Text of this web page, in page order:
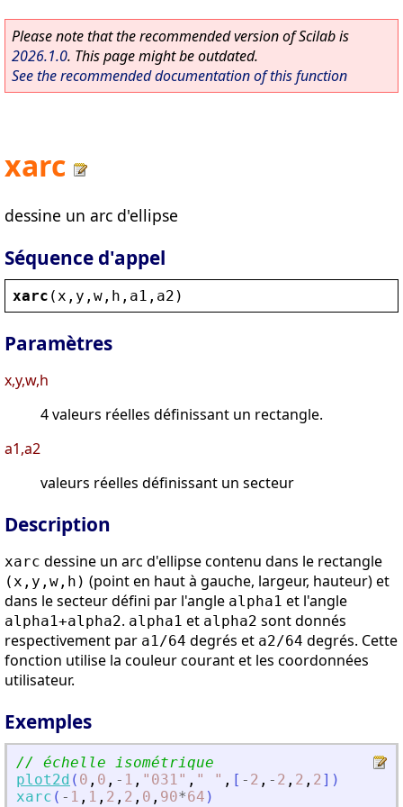
Please note that the recommended version of Scilab is
2026.1.0. This page might be outdated.
See the recommended documentation of this function
xarc
dessine un arc d'ellipse
Séquence d'appel
xarc ( x , y , w , h , a1 , a2 )
Paramètres
x,y,w,h
4 valeurs réelles définissant un rectangle.
a1,a2
valeurs réelles définissant un secteur
Description
xarc dessine un arc d'ellipse contenu dans le rectangle
(x,y,w,h) (point en haut à gauche, largeur, hauteur) et
dans le secteur défini par l'angle alpha1 et l'angle
alpha1+alpha2. alpha1 et alpha2 sont donnés
respectivement par a1/64 degrés et a2/64 degrés. Cette
fonction utilise la couleur courant et les coordonnées
utilisateur.
Exemples
// échelle isométrique
plot2d ( 0 , 0 , - 1 , " 031" , " " , [ - 2 , - 2 , 2 , 2] )
xarc ( - 1 , 1 , 2 , 2 , 0 , 90*64 )